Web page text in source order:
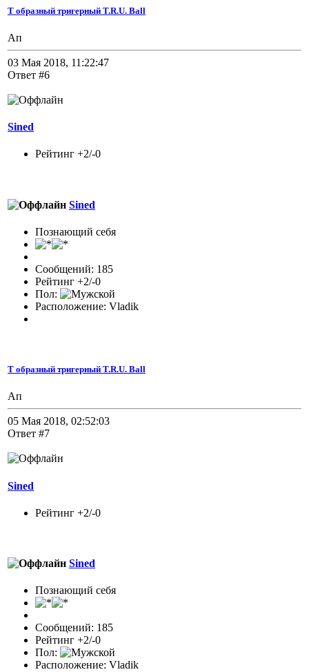
Т образный тригерный T.R.U. Ball
Ап
03 Мая 2018, 11:22:47
Ответ #6
Sined
Рейтинг +2/-0
Sined
Познающий себя
Сообщений: 185
Рейтинг +2/-0
Пол:
Расположение: Vladik
Т образный тригерный T.R.U. Ball
Ап
05 Мая 2018, 02:52:03
Ответ #7
Sined
Рейтинг +2/-0
Sined
Познающий себя
Сообщений: 185
Рейтинг +2/-0
Пол:
Расположение: Vladik